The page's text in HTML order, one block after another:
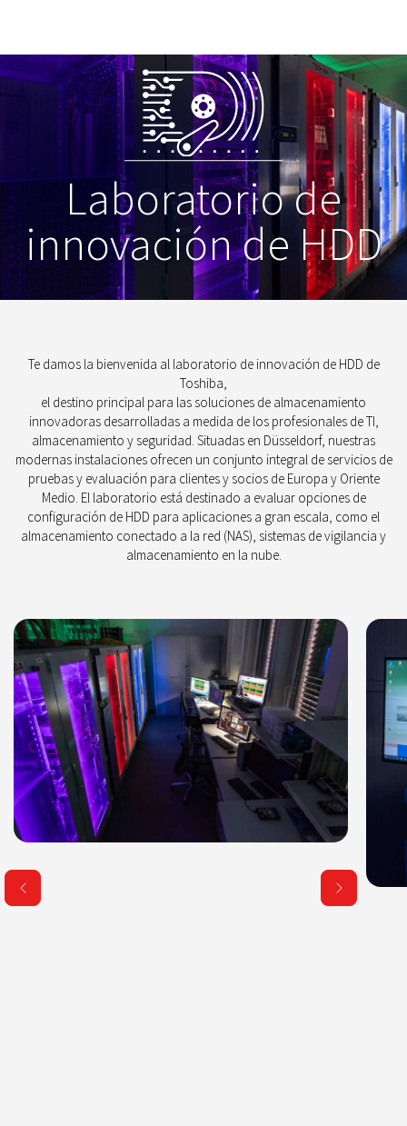
Laboratorio de
innovación de HDD
Te damos la bienvenida al laboratorio de innovación de HDD de
Toshiba,
el destino principal para las soluciones de almacenamiento
innovadoras desarrolladas a medida de los profesionales de TI,
almacenamiento y seguridad. Situadas en Düsseldorf, nuestras
modernas instalaciones ofrecen un conjunto integral de servicios de
pruebas y evaluación para clientes y socios de Europa y Oriente
Medio. El laboratorio está destinado a evaluar opciones de
configuración de HDD para aplicaciones a gran escala, como el
almacenamiento conectado a la red (NAS), sistemas de vigilancia y
almacenamiento en la nube.